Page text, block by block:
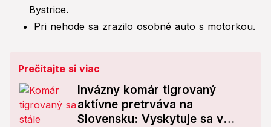
Bystrice.
Pri nehode sa zrazilo osobné auto s motorkou.
Prečítajte si viac
Invázny komár tigrovaný
aktívne pretrváva na
Slovensku: Vyskytuje sa v